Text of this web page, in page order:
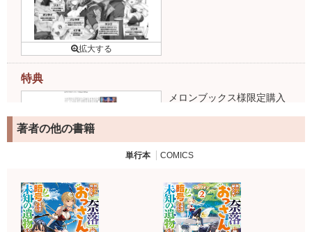
特典
メロンブックス様限定購入
著者の他の書籍
単行本 COMICS